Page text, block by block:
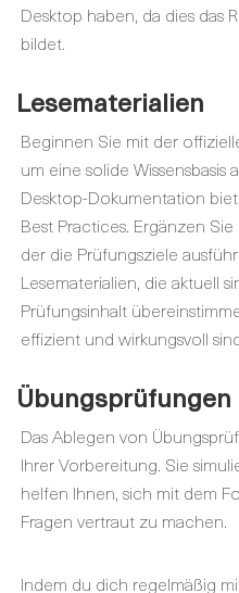
Desktop haben, da dies das
bildet.
Lesematerialien
Beginnen Sie mit der
um eine solide
Desktop-Dokumentation
Best Practices. Ergänzen
der die Prüfungsziele
Lesematerialien, die aktuell
Prüfungsinhalt
effizient und wirkungsvoll
Übungsprüfungen
Das Ablegen von
Ihrer Vorbereitung. Sie
helfen Ihnen, sich mit dem
Fragen vertraut zu machen.
Indem du dich regelmäßig